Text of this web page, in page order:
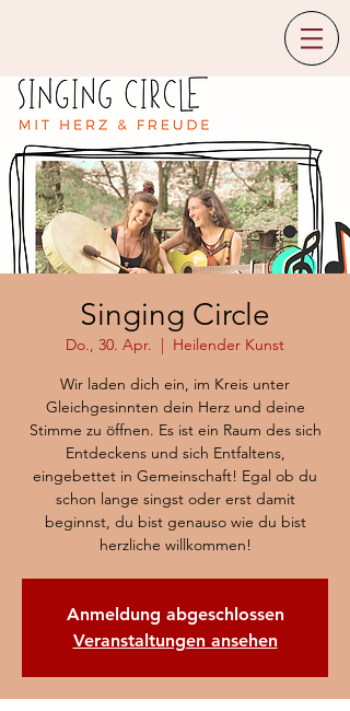
Singing Circle
Do., 30. Apr.
  |
Heilender Kunst
Wir laden dich ein, im Kreis unter
Gleichgesinnten dein Herz und deine
Stimme zu öffnen. Es ist ein Raum des sich
Entdeckens und sich Entfaltens,
eingebettet in Gemeinschaft! Egal ob du
schon lange singst oder erst damit
beginnst, du bist genauso wie du bist
herzliche willkommen!
Anmeldung abgeschlossen
Veranstaltungen ansehen